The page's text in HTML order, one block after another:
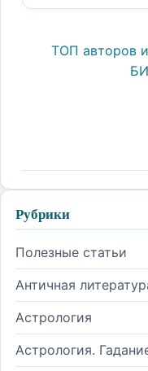
ТОП авторов
Рубрики
Полезные статьи
Античная
Астрология
Астрология.